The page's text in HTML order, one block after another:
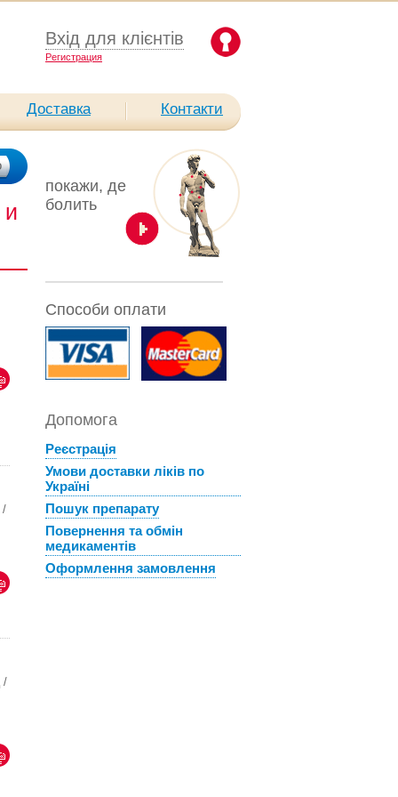
Вхід для клієнтів
Pегистрация
Доставка Контакти
/
/
покажи, де
болить
Способи оплати
Допомога
Реєстрація
Умови доставки ліків по
Україні
Пошук препарату
Повернення та обмін
медикаментів
Оформлення замовлення